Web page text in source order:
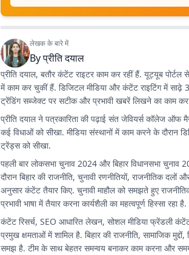
लेखक के बारे में
Byप्रीति दयाल
प्रीति दयाल, बतौर कंटेंट राइटर काम कर रहीं हैं. यूट्यूब
में काम कर चुकीं हैं. डिजिटल मीडिया और कंटेंट राइटिंग में
ट्रेंडिंग सब्जेक्ट पर सटीक और प्रभावी खबरें लिखने का काम कर
प्रीति दयाल ने पत्रकारिता की पढ़ाई संत जेवियर्स कॉलेज ऑफ
कई विधाओं को सीखा. मीडिया संस्थानों में काम करने के दौरान
ट्रेंड्स को सीखा.
पहली बार लोकसभा चुनाव 2024 और बिहार विधानसभा
दौरान बिहार की राजनीति, चुनावी रणनीतियों, राजनीतिक
अनुसार कंटेंट तैयार किए. चुनावी माहौल को समझते हुए
प्रभावी भाषा में तैयार करना कार्यशैली का महत्वपूर्ण हिस्सा रहा है.
कंटेंट रिसर्च, SEO आधारित लेखन, सोशल मीडिया फ्रेंडली
प्रमुख क्षमताओं में शामिल है. बिहार की राजनीति, सामाजिक
समझ है. टीम के साथ बेहतर समन्वय बनाकर काम करना और समय